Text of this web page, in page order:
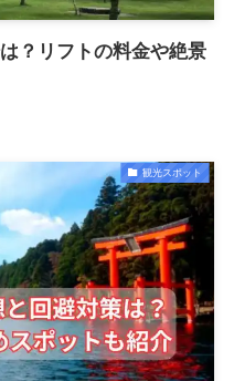
？リフトの料金や絶景
観光スポット